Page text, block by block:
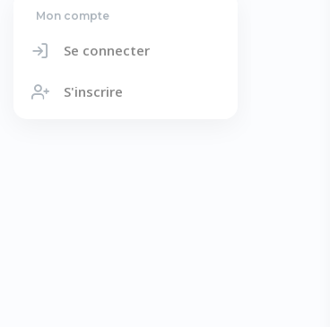
Mon compte
Se connecter
S'inscrire